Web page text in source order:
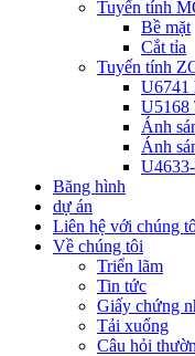
Tuyến tính
Bề mặt
Cắt tỉa
Tuyến tính
U6741
U5168
Ánh
Ánh
Băng hình
dự án
Liên hệ với chúng
Về chúng tôi
Triển lãm
Tin tức
Giấy chứng
Tải xuống
Câu hỏi